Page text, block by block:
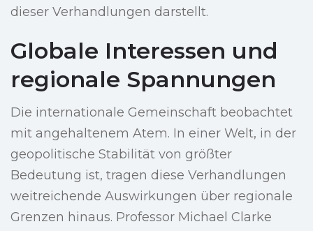
dieser Verhandlungen darstellt.
Globale Interessen und
regionale Spannungen
Die internationale Gemeinschaft beobachtet
mit angehaltenem Atem. In einer Welt, in der
geopolitische Stabilität von größter
Bedeutung ist, tragen diese Verhandlungen
weitreichende Auswirkungen über regionale
Grenzen hinaus. Professor Michael Clarke